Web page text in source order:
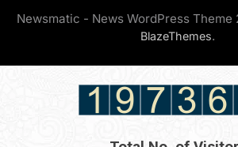
Newsmatic - News WordPress Theme
BlazeThemes.